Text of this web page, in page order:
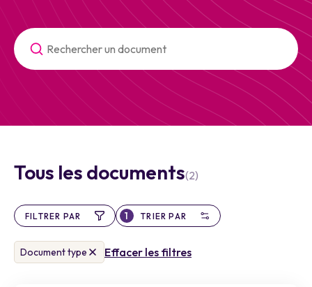
Tous les documents(2)
FILTRER PAR 1 TRIER PAR
Document type Effacer les filtres